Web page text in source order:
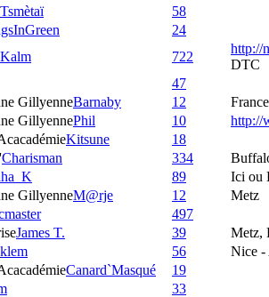
Tsmètaï
58
24
722
http://
DTC
47
GillyenneBarnaby 12
France
GillyennePhil 10
http://
Kitsune
18
Charisman 334
89
Ici ou
GillyenneM@rje 12
Metz
497
James T. 39
Metz,
klem 56
Nice -
Canard`Masqué
19
33